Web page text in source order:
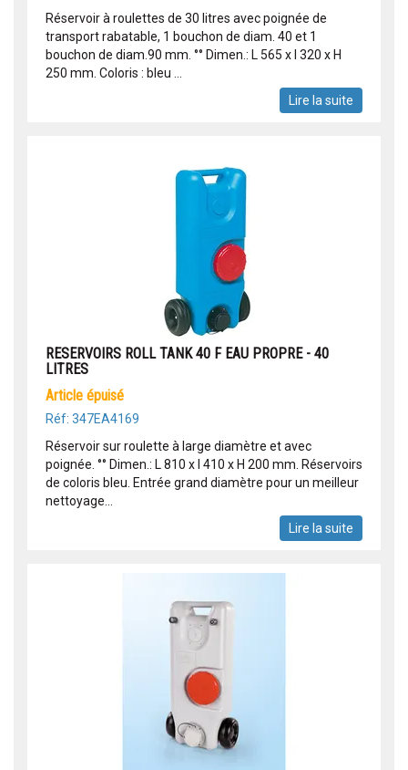
Réservoir à roulettes de 30 litres avec poignée de
transport rabatable, 1 bouchon de diam. 40 et 1
bouchon de diam.90 mm. °° Dimen.: L 565 x l 320 x H
250 mm. Coloris : bleu ...
Lire la suite
RESERVOIRS ROLL TANK 40 F EAU PROPRE - 40
LITRES
article épuisé
Réf: 347EA4169
Réservoir sur roulette à large diamètre et avec
poignée. °° Dimen.: L 810 x l 410 x H 200 mm. Réservoirs
de coloris bleu. Entrée grand diamètre pour un meilleur
nettoyage...
Lire la suite